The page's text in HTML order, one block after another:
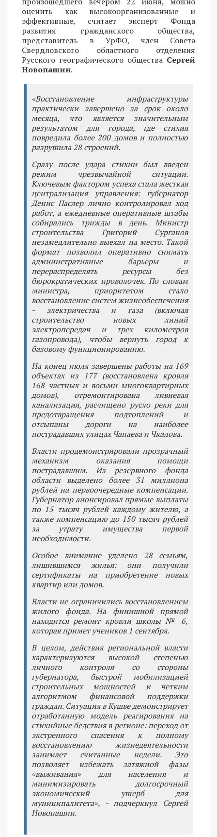
оценить как высокоорганизованные и
эффективные, считает эксперт Фонда
развития гражданского общества,
представитель в УрФО, член Совета
Свердловского областного отделения
Русского географического общества Сергей
Новопашин.
«Восстановление инфраструктуры
практически завершено за срок около
месяца, что является значительным
результатом для города, где стихия
повредила более 200 домов и полностью
разрушила 28 строений.
Сразу после удара стихии был введен
режим чрезвычайной ситуации.
Ключевым фактором успеха стала жесткая
централизация управления: губернатор
Денис Паслер лично контролировал ход
работ, а ежедневные оперативные штабы
собирались трижды в день. Министр
строительства Григорий Сурганов
незамедлительно выехал на место. Такой
формат позволил оперативно снимать
административные барьеры и
перераспределять ресурсы без
бюрократических проволочек. По словам
министра, приоритетом стало
восстановление систем жизнеобеспечения
- электричества и газа (включая
строительство новых линий
электропередач и трех километров
газопровода), чтобы вернуть город к
базовому функционированию.
На конец июля завершены работы на 169
объектах из 177 (восстановлена кровля
168 частных и восьми многоквартирных
домов), отремонтирована ливневая
канализация, расчищено русло реки для
предотвращения подтоплений и
отсыпаны дороги на наиболее
пострадавших улицах Чапаева и Чкалова.
Власти продемонстрировали прозрачный
механизм оказания помощи
пострадавшим. Из резервного фонда
области выделено более 31 миллиона
рублей на первоочередные компенсации.
Губернатор анонсировал прямые выплаты
по 15 тысяч рублей каждому жителю, а
также компенсацию до 150 тысяч рублей
за утрату имущества первой
необходимости.
Особое внимание уделено 28 семьям,
лишившимся жилья: они получили
сертификаты на приобретение новых
квартир или домов.
Власти не ограничились восстановлением
жилого фонда. На финишной прямой
находится ремонт кровли школы № 6,
которая примет учеников 1 сентября.
В целом, действия региональной власти
характеризуются высокой степенью
личного контроля со стороны
губернатора, быстрой мобилизацией
строительных мощностей и четким
алгоритмом финансовой поддержки
граждан. Ситуация в Кушве демонстрирует
отработанную модель реагирования на
стихийные бедствия в регионе: переход от
экстренного спасения к полному
восстановлению жизнедеятельности
занимает считанные недели. Это
позволяет избежать затяжной фазы
«выживания» для населения и
минимизировать долгосрочный
экономический ущерб для
муниципалитета», - подчеркнул Сергей
Новопашин.